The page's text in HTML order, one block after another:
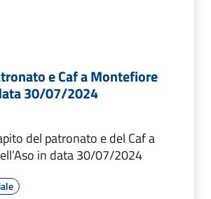
e Caf a Montefiore
30/07/2024
del patronato e del Caf a
in data 30/07/2024